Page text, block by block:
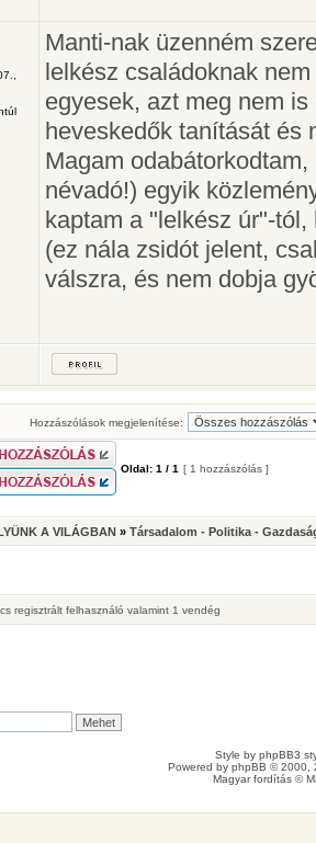
Manti-nak üzenném
lelkész családoknak
egyesek, azt meg nem
heveskedők tanítását és
Magam
névadó!) egyik
kaptam a "lelkész úr"-
(ez nála zsidót jelent,
válszra, és nem dobja
Hozzászólások megjelenítése:
Oldal: 1 / 1 [ 1 hozzászólás ]
A VILÁGBAN » Társadalom - Politika -
regisztrált felhasználó valamint 1 vendég
Style by phpBB3
Powered by phpBB © 2000,
Magyar fordítás ©